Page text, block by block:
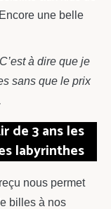
une belle
à dire que je
sans que le prix
de 3 ans les
labyrinthes
nous permet
billes à nos